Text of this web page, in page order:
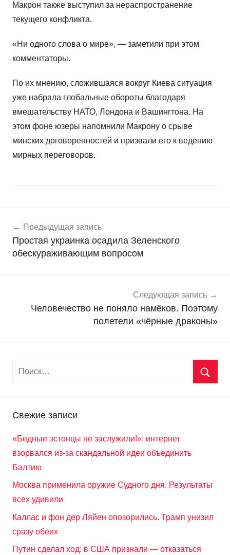
Макрон также выступил за нераспространение
текущего конфликта.
«Ни одного слова о мире», — заметили при этом
комментаторы.
По их мнению, сложившаяся вокруг Киева ситуация
уже набрала глобальные обороты благодаря
вмешательству НАТО, Лондона и Вашингтона. На
этом фоне юзеры напомнили Макрону о срыве
минских договоренностей и призвали его к ведению
мирных переговоров.
о
в
о
по
записям
Предыдущая запись
Простая украинка осадила Зеленского
обескураживающим вопросом
Следующая запись
Человечество не поняло намёков. Поэтому
полетели «чёрные драконы»
Свежие записи
«Бедные эстонцы не заслужили!»: интернет
взорвался из-за скандальной идеи объединить
Балтию
Москва применила оружие Судного дня. Результаты
всех удивили
Каллас и фон дер Ляйен опозорились. Трамп унизил
сразу обеих
Путин сделал ход: в США признали — отказаться